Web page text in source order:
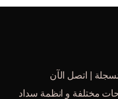
| اتصل الآن
مختلفة و انظمة سداد